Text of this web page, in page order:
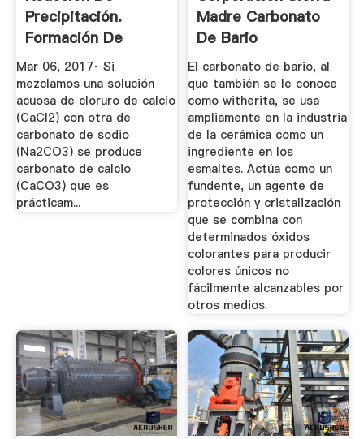
Precipitación.
Formación De
Carbonato De ...
Mar 06, 2017· Si
mezclamos una solución
acuosa de cloruro de calcio
(CaCl2) con otra de
carbonato de sodio
(Na2CO3) se produce
carbonato de calcio
(CaCO3) que es
prácticam...
Madre Carbonato
De Bario
El carbonato de bario, al
que también se le conoce
como witherita, se usa
ampliamente en la industria
de la cerámica como un
ingrediente en los
esmaltes. Actúa como un
fundente, un agente de
protección y cristalización
que se combina con
determinados óxidos
colorantes para producir
colores únicos no
fácilmente alcanzables por
otros medios.